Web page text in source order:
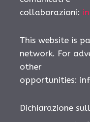
collaborazioni:
This website is
network. For
other
opportunities:
Dichiarazione